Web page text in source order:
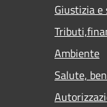
Giustizia e
Ambiente
Salute,